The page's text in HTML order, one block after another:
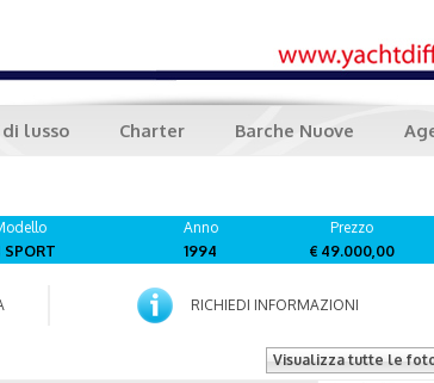
lusso Charter Barche Nuove
Anno
Prezzo
SPORT 1994 € 49.000,00
RICHIEDI INFORMAZIONI
Visualizza tutte le